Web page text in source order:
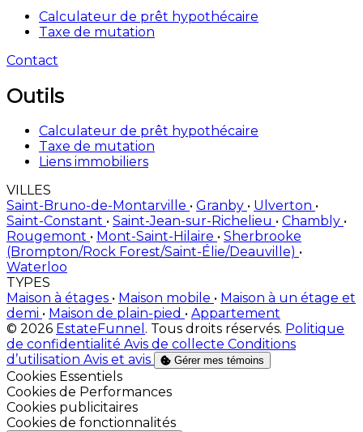
Calculateur de prêt hypothécaire
Taxe de mutation
Contact
Outils
Calculateur de prêt hypothécaire
Taxe de mutation
Liens immobiliers
VILLES
Saint-Bruno-de-Montarville • Granby • Ulverton •
Saint-Constant • Saint-Jean-sur-Richelieu • Chambly •
Rougemont • Mont-Saint-Hilaire • Sherbrooke
(Brompton/Rock Forest/Saint-Élie/Deauville) •
Waterloo
TYPES
Maison à étages • Maison mobile • Maison à un étage et
demi • Maison de plain-pied • Appartement
© 2026 EstateFunnel . Tous droits réservés. Politique
de confidentialité Avis de collecte Conditions
d’utilisation Avis et avis Gérer mes témoins
Activer
Cookies Essentiels
Activer
Cookies de Performances
Activer
Cookies publicitaires
Activer
Cookies de fonctionnalités